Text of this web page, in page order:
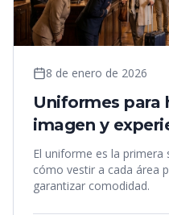
8 de enero de 2026
Uniformes para
imagen y
El uniforme es la primera
cómo vestir a cada área
garantizar comodidad.